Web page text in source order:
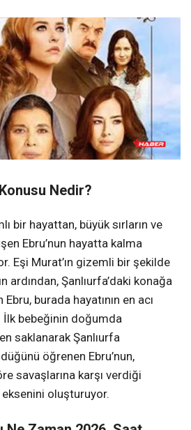
Nedir?
bir hayattan, büyük sırların ve
Ebru’nun hayatta kalma
Eşi Murat’ın gizemli bir şekilde
ardından, Şanlıurfa’daki konağa
burada hayatının en acı
bebeğinin doğumda
saklanarak Şanlıurfa
öğrenen Ebru’nun,
savaşlarına karşı verdiği
oluşturuyor.